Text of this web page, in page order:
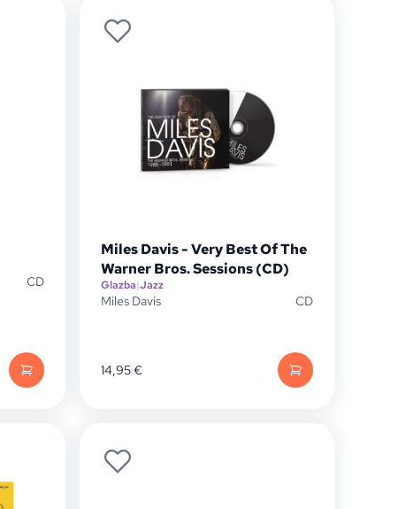
CD
Miles Davis - Very Best Of The
Warner Bros. Sessions (CD)
Glazba|Jazz
Miles Davis CD
14,95€